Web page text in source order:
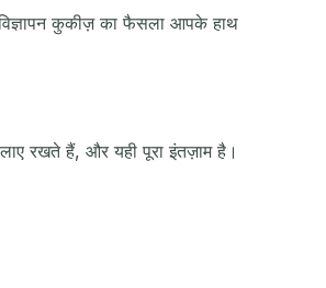
कुकीज़ का फैसला आपके हाथ
रखते हैं, और यही पूरा इंतज़ाम है।